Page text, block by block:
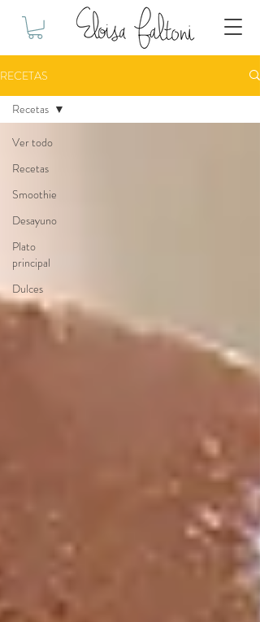
RECETAS
Ver todo
Recetas
Smoothie
Desayuno
Plato
principal
Dulces
Recetas